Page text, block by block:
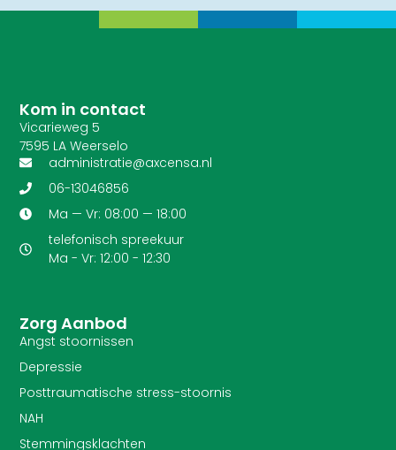
Kom in contact
Vicarieweg 5
7595 LA Weerselo
administratie@axcensa.nl
06-13046856
Ma — Vr: 08:00 — 18:00
telefonisch spreekuur
Ma - Vr: 12:00 - 12:30
Zorg Aanbod
Angst stoornissen
Depressie
Posttraumatische stress-stoornis
NAH
Stemmingsklachten